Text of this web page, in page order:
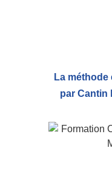
La méthode
par Cantin